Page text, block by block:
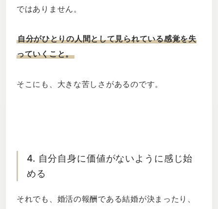
ではありません。
自分がひとりの人間として見られている感覚を失
っていくこと。
そこにも、大きな苦しさがあるのです。
4. 自分自身に価値がないように感じ始
める
それでも、婚活の報酬である結婚が決まったり、